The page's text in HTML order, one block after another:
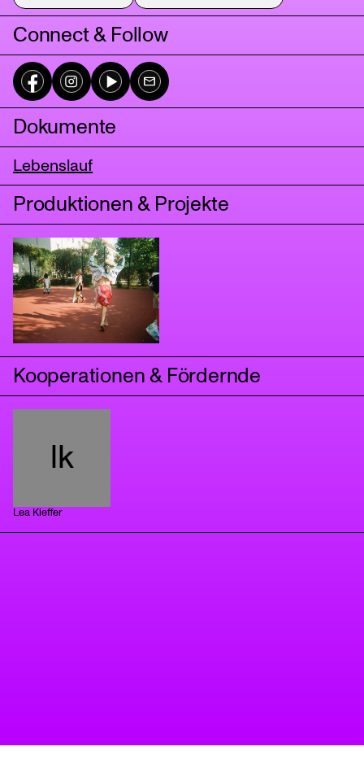
Connect & Follow
Dokumente
Lebenslauf
Produktionen & Projekte
Kooperationen & Fördernde
lk
Lea Kieffer